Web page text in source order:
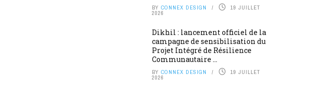
BY CONNEX DESIGN 19 JUILLET
2026
Dikhil : lancement officiel de la
campagne de sensibilisation du
Projet Intégré de Résilience
Communautaire ...
BY CONNEX DESIGN 19 JUILLET
2026